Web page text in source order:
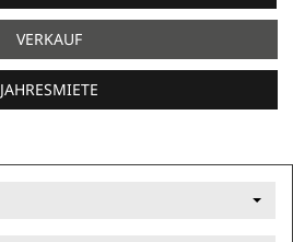
VERKAUF
JAHRESMIETE